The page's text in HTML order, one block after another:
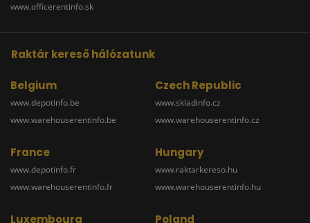
www.officerentinfo.sk
Raktár kereső hálózatunk
Belgium
www.depotinfo.be
www.warehouserentinfo.be
Czech Republic
www.skladinfo.cz
www.warehouserentinfo.cz
France
www.depotinfo.fr
www.warehouserentinfo.fr
Hungary
www.raktarkereso.hu
www.warehouserentinfo.hu
Luxembourg Poland